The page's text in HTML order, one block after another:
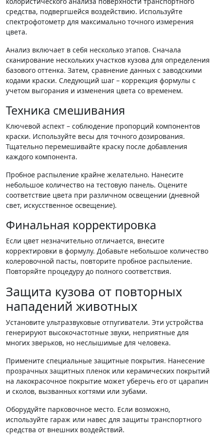
средства, подвергшейся воздействию. Используйте
спектрофотометр для максимально точного измерения
цвета.
Анализ включает в себя несколько этапов. Сначала
сканирование нескольких участков кузова для определения
базового оттенка. Затем, сравнение данных с заводскими
кодами краски. Следующий шаг – коррекция формулы с
учетом выгорания и изменения цвета со временем.
Техника смешивания
Ключевой аспект – соблюдение пропорций компонентов
краски. Используйте весы для точного дозирования.
Тщательно перемешивайте краску после добавления
каждого компонента.
Пробное распыление крайне желательно. Нанесите
небольшое количество на тестовую панель. Оцените
соответствие цвета при различном освещении (дневной
свет, искусственное освещение).
Финальная корректировка
Если цвет незначительно отличается, внесите
корректировки в формулу. Добавьте небольшое количество
колеровочной пасты, повторите пробное распыление.
Повторяйте процедуру до полного соответствия.
Защита кузова от повторных
нападений животных
Установите ультразвуковые отпугиватели. Эти устройства
генерируют высокочастотные звуки, неприятные для
многих зверьков, но неслышимые для человека.
Примените специальные защитные покрытия. Нанесение
прозрачных защитных пленок или керамических покрытий
на лакокрасочное покрытие может уберечь его от царапин
и сколов, вызванных когтями или зубами.
Оборудуйте парковочное место. Если возможно,
используйте гараж или навес для защиты транспортного
средства от внешних воздействий.